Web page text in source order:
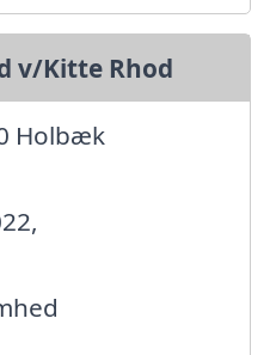
v/Kitte Rhod
Holbæk